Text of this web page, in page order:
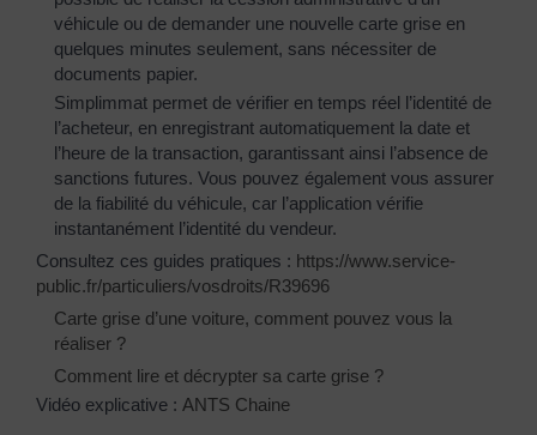
véhicule ou de demander une nouvelle carte grise en
quelques minutes seulement, sans nécessiter de
documents papier.
Simplimmat permet de vérifier en temps réel l’identité de
l’acheteur, en enregistrant automatiquement la date et
l’heure de la transaction, garantissant ainsi l’absence de
sanctions futures. Vous pouvez également vous assurer
de la fiabilité du véhicule, car l’application vérifie
instantanément l’identité du vendeur.
Consultez ces guides pratiques : https://www.service-
public.fr/particuliers/vosdroits/R39696
Carte grise d’une voiture, comment pouvez vous la
réaliser ?
Comment lire et décrypter sa carte grise ?
Vidéo explicative : ANTS Chaine